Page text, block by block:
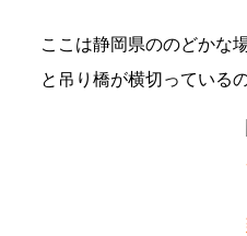
ここは静岡県ののどかな
と吊り橋が横切っている